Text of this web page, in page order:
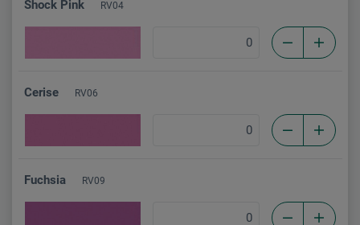
Shock Pink RV04
Cerise RV06
Fuchsia RV09